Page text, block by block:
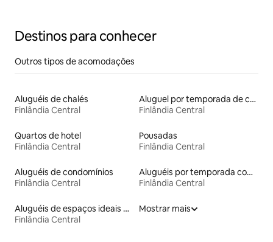
Destinos para conhecer
Outros tipos de acomodações
Aluguéis de chalés
Finlândia Central
Aluguel por temporada de casas de hóspedes
Finlândia Central
Quartos de hotel
Finlândia Central
Pousadas
Finlândia Central
Aluguéis de condomínios
Finlândia Central
Aluguéis por temporada com acesso ao lago
Finlândia Central
Aluguéis de espaços ideais para famílias
Finlândia Central
Mostrar mais